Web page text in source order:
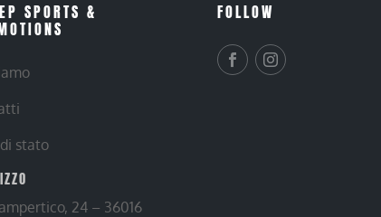
SPORTS &
stato
24 – 36016
FOLLOW